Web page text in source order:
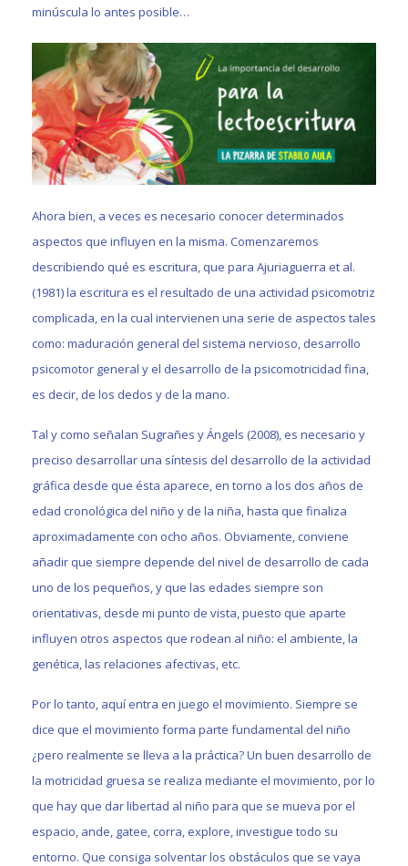
minúscula lo antes posible…
Ahora bien, a veces es necesario conocer determinados
aspectos que influyen en la misma. Comenzaremos
describiendo qué es escritura, que para Ajuriaguerra et al.
(1981) la escritura es el resultado de una actividad psicomotriz
complicada, en la cual intervienen una serie de aspectos tales
como: maduración general del sistema nervioso, desarrollo
psicomotor general y el desarrollo de la psicomotricidad fina,
es decir, de los dedos y de la mano.
Tal y como señalan Sugrañes y Ángels (2008), es necesario y
preciso desarrollar una síntesis del desarrollo de la actividad
gráfica desde que ésta aparece, en torno a los dos años de
edad cronológica del niño y de la niña, hasta que finaliza
aproximadamente con ocho años. Obviamente, conviene
añadir que siempre depende del nivel de desarrollo de cada
uno de los pequeños, y que las edades siempre son
orientativas, desde mi punto de vista, puesto que aparte
influyen otros aspectos que rodean al niño: el ambiente, la
genética, las relaciones afectivas, etc.
Por lo tanto, aquí entra en juego el movimiento. Siempre se
dice que el movimiento forma parte fundamental del niño
¿pero realmente se lleva a la práctica? Un buen desarrollo de
la motricidad gruesa se realiza mediante el movimiento, por lo
que hay que dar libertad al niño para que se mueva por el
espacio, ande, gatee, corra, explore, investigue todo su
entorno. Que consiga solventar los obstáculos que se vaya